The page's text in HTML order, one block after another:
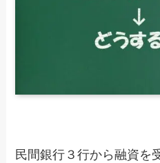
民間銀行３行から融資を